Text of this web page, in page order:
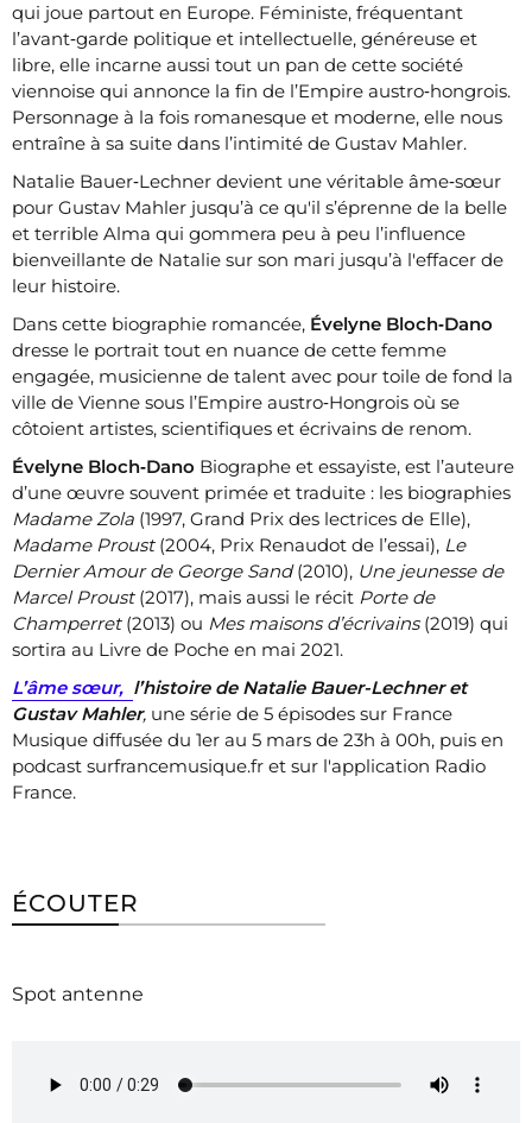
qui joue partout en Europe. Féministe, fréquentant
l’avant‐garde politique et intellectuelle, généreuse et
libre, elle incarne aussi tout un pan de cette société
viennoise qui annonce la fin de l’Empire austro‐hongrois.
Personnage à la fois romanesque et moderne, elle nous
entraîne à sa suite dans l’intimité de Gustav Mahler.
Natalie Bauer‐Lechner devient une véritable âme‐sœur
pour Gustav Mahler jusqu’à ce qu'il s’éprenne de la belle
et terrible Alma qui gommera peu à peu l’influence
bienveillante de Natalie sur son mari jusqu’à l'effacer de
leur histoire.
Dans cette biographie romancée, Évelyne Bloch‐Dano
dresse le portrait tout en nuance de cette femme
engagée, musicienne de talent avec pour toile de fond la
ville de Vienne sous l’Empire austro‐Hongrois où se
côtoient artistes, scientifiques et écrivains de renom.
Évelyne Bloch‐Dano Biographe et essayiste, est l’auteure
d’une œuvre souvent primée et traduite : les biographies
Madame Zola (1997, Grand Prix des lectrices de Elle),
Madame Proust(2004, Prix Renaudot de l’essai), Le
Dernier Amour de George Sand(2010), Une jeunesse de
Marcel Proust(2017), mais aussi le récit Porte de
Champerret(2013) ou Mes maisons d’écrivains(2019) qui
sortira au Livre de Poche en mai 2021.
L’âme sœur, l’histoire de Natalie Bauer-Lechner et
Gustav Mahler, une série de 5 épisodes sur France
Musique diffusée du 1er au 5 mars de 23h à 00h, puis en
podcast surfrancemusique.fr et sur l'application Radio
France.
ÉCOUTER
Spot antenne